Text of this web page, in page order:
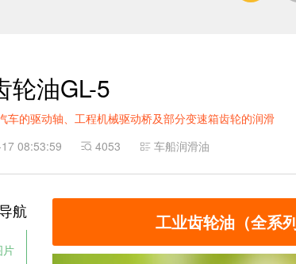
轮油GL-5
车的驱动轴、工程机械驱动桥及部分变速箱齿轮的润滑
08:53:59
4053 车船润滑油
航
片
工业齿轮油（全系